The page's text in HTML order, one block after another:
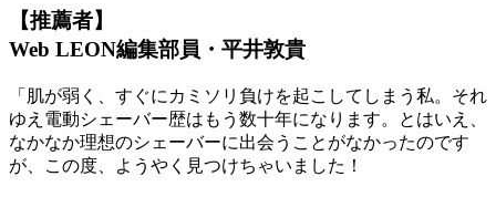
【推薦者】
Web LEON編集部員・平井敦貴
「肌が弱く、すぐにカミソリ負けを起こしてしまう私。それ
ゆえ電動シェーバー歴はもう数十年になります。とはいえ、
なかなか理想のシェーバーに出会うことがなかったのです
が、この度、ようやく見つけちゃいました！